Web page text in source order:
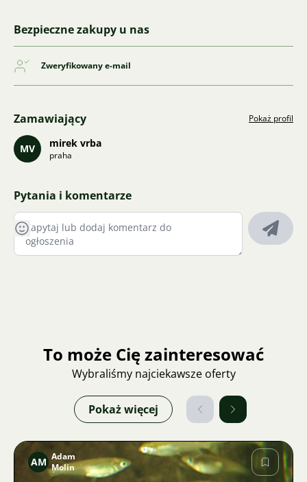
Bezpieczne zakupy u nas
Zweryfikowany e-mail
Zamawiający Pokaż profil
MV mirek vrba
praha
Pytania i komentarze
To może Cię zainteresować
Wybraliśmy najciekawsze oferty
Pokaż więcej
AM Adam
Molin